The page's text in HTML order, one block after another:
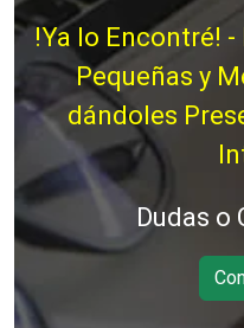
!Ya lo Encontré!
Pequeñas y
dándoles
Dudas o